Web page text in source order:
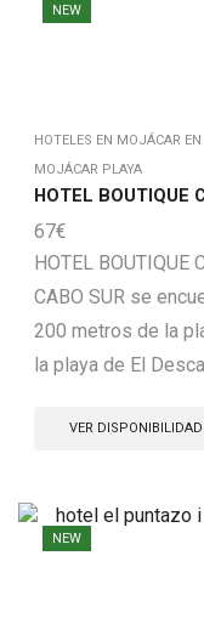
NEW
HOTELES EN MOJÁCAR
MOJÁCAR PLAYA
HOTEL BOUTIQUE
67€
HOTEL BOUTIQUE
CABO SUR se
200 metros de la
la playa de El
VER DISPONIBILIDAD
NEW